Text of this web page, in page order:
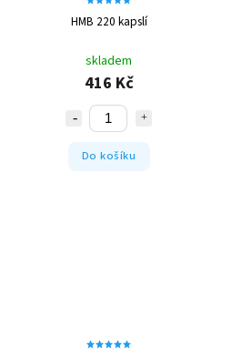
HMB 220 kapslí
skladem
416 Kč
Do košíku